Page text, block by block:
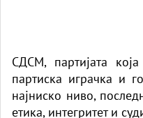
СДСМ, партијата
партиска играчка и
најниско ниво,
етика, интегритет и